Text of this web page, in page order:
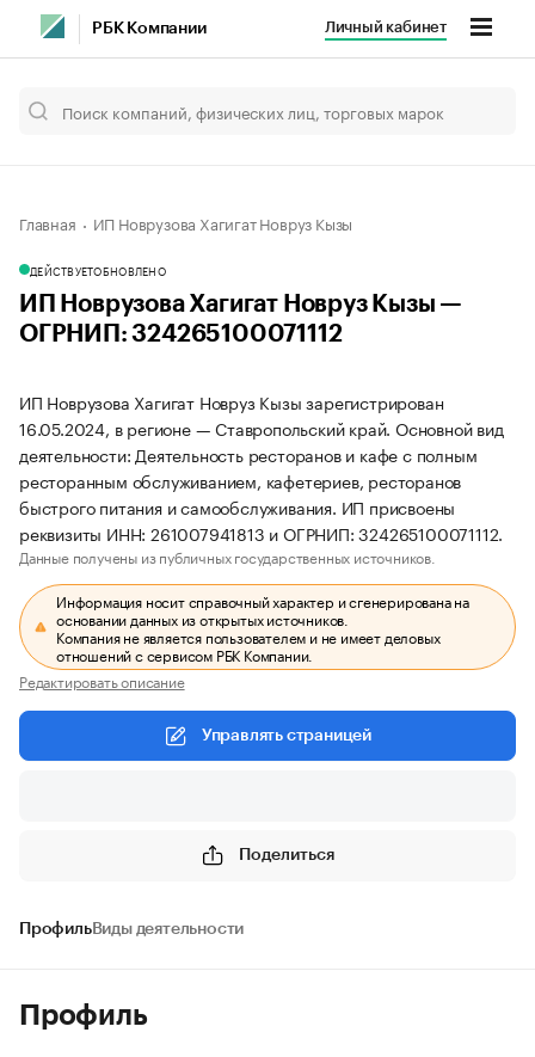
РБК Компании Личный кабинет
Главная ИП Новрузова Хагигат Новруз Кызы
ДЕЙСТВУЕТОБНОВЛЕНО
ИП Новрузова Хагигат Новруз Кызы —
ОГРНИП: 324265100071112
ИП Новрузова Хагигат Новруз Кызы зарегистрирован
16.05.2024, в регионе — Ставропольский край. Основной вид
деятельности: Деятельность ресторанов и кафе с полным
ресторанным обслуживанием, кафетериев, ресторанов
быстрого питания и самообслуживания. ИП присвоены
реквизиты ИНН: 261007941813 и ОГРНИП: 324265100071112.
Данные получены из публичных государственных источников.
Информация носит справочный характер и сгенерирована на
основании данных из открытых источников.
Компания не является пользователем и не имеет деловых
отношений с сервисом РБК Компании.
Редактировать описание
Управлять страницей
Поделиться
ПрофильВиды деятельности
Профиль